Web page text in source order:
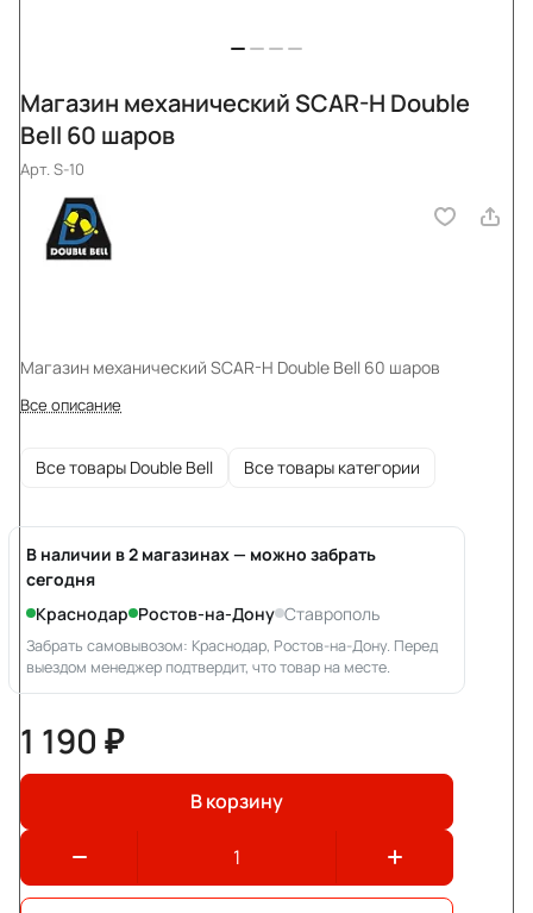
Магазин механический SCAR-H Double
Bell 60 шаров
Арт.S-10
Магазин механический SCAR-H Double Bell 60 шаров
Все описание
Все товары Double Bell Все товары категории
В наличии в 2 магазинах — можно забрать
сегодня
Краснодар Ростов-на-Дону Ставрополь
Забрать самовывозом: Краснодар, Ростов-на-Дону. Перед
выездом менеджер подтвердит, что товар на месте.
1 190 ₽
В корзину